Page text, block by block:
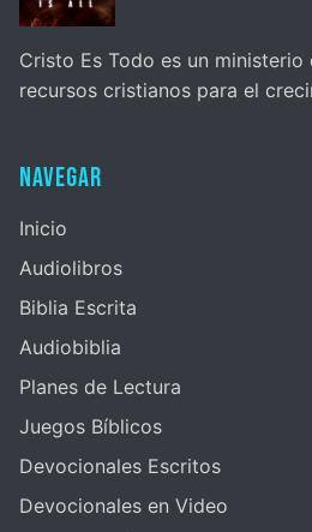
Cristo Es Todo es un
recursos cristianos para el
Navegar
Inicio
Audiolibros
Biblia Escrita
Audiobiblia
Planes de Lectura
Juegos Bíblicos
Devocionales Escritos
Devocionales en Video